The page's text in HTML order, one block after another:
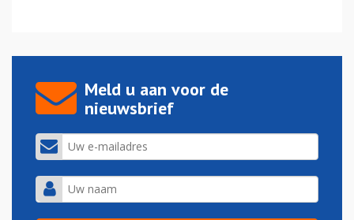
Meld u aan voor de
nieuwsbrief